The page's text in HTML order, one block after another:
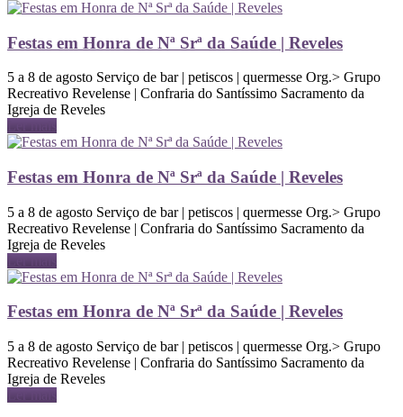
Festas em Honra de Nª Srª da Saúde | Reveles
5 a 8 de agosto Serviço de bar | petiscos | quermesse Org.> Grupo
Recreativo Revelense | Confraria do Santíssimo Sacramento da
Igreja de Reveles
Ler mais
Festas em Honra de Nª Srª da Saúde | Reveles
5 a 8 de agosto Serviço de bar | petiscos | quermesse Org.> Grupo
Recreativo Revelense | Confraria do Santíssimo Sacramento da
Igreja de Reveles
Ler mais
Festas em Honra de Nª Srª da Saúde | Reveles
5 a 8 de agosto Serviço de bar | petiscos | quermesse Org.> Grupo
Recreativo Revelense | Confraria do Santíssimo Sacramento da
Igreja de Reveles
Ler mais